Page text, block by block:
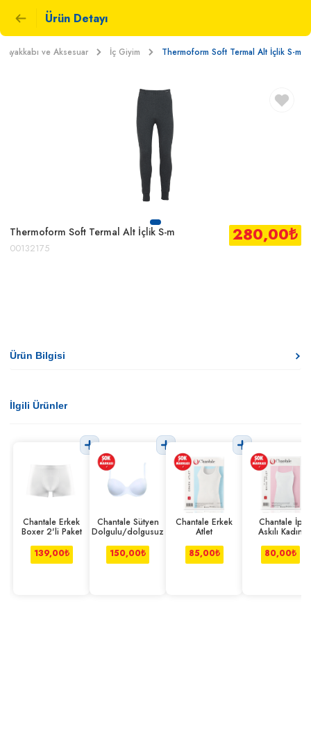
Ürün Detayı
Ayakkabı ve Aksesuar İç Giyim Thermoform Soft Termal Alt İçlik S-m
Thermoform Soft Termal Alt İçlik S-m
00132175
280,00₺
Ürün Bilgisi
İlgili Ürünler
Chantale Erkek
Boxer 2'li Paket
139,00₺
Chantale Sütyen
Dolgulu/dolgusuz
150,00₺
Chantale Erkek
Atlet
85,00₺
Chantale İp
Askılı Kadın
80,00₺